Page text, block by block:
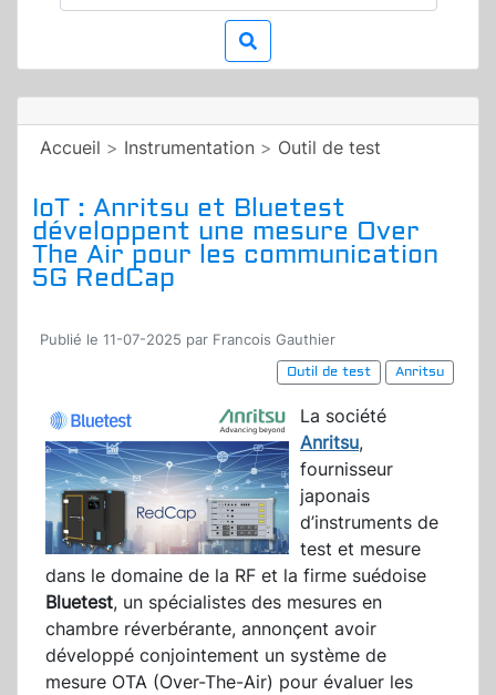
Accueil > Instrumentation > Outil de test
IoT : Anritsu et Bluetest
développent une mesure Over
The Air pour les communication
5G RedCap
Publié le 11-07-2025 par Francois Gauthier
Outil de test
Anritsu
La société
Anritsu,
fournisseur
japonais
d’instruments de
test et mesure
dans le domaine de la RF et la firme suédoise
Bluetest, un spécialistes des mesures en
chambre réverbérante, annonçent avoir
développé conjointement un système de
mesure OTA (Over-The-Air) pour évaluer les